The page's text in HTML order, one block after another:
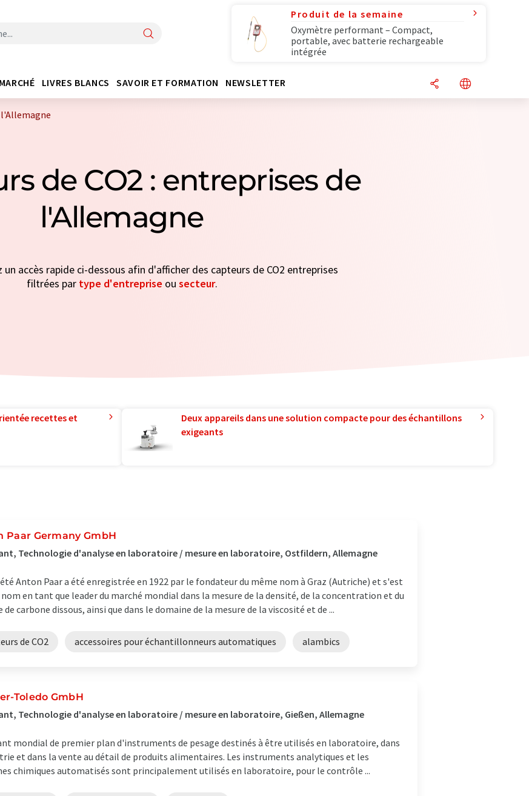
Produit de la semaine
Oxymètre performant – Compact,
portable, avec batterie rechargeable
intégrée
LIVRES BLANCS SAVOIR ET FORMATION NEWSLETTER
l'Allemagne
de CO2 : entreprises de
l'Allemagne
un accès rapide ci-dessous afin d'afficher des capteurs de CO2 entreprises
filtrées par type d'entreprise ou secteur.
recettes et
Deux appareils dans une solution compacte pour des échantillons
exigeants
Paar Germany GmbH
Technologie d'analyse en laboratoire / mesure en laboratoire, Ostfildern, Allemagne
Anton Paar a été enregistrée en 1922 par le fondateur du même nom à Graz (Autriche) et s'est
en tant que leader du marché mondial dans la mesure de la densité, de la concentration et du
de carbone dissous, ainsi que dans le domaine de la mesure de la viscosité et de ...
de CO2 accessoires pour échantillonneurs automatiques alambics
Toledo GmbH
Technologie d'analyse en laboratoire / mesure en laboratoire, Gießen, Allemagne
mondial de premier plan d'instruments de pesage destinés à être utilisés en laboratoire, dans
et dans la vente au détail de produits alimentaires. Les instruments analytiques et les
chimiques automatisés sont principalement utilisés en laboratoire, pour le contrôle ...